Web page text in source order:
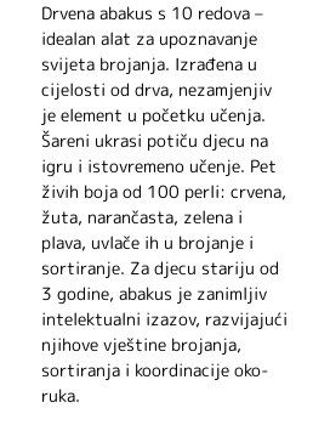
Drvena abakus s 10 redova –
idealan alat za upoznavanje
svijeta brojanja. Izrađena u
cijelosti od drva, nezamjenjiv
je element u početku učenja.
Šareni ukrasi potiču djecu na
igru ​​i istovremeno učenje. Pet
živih boja od 100 perli: crvena,
žuta, narančasta, zelena i
plava, uvlače ih u brojanje i
sortiranje. Za djecu stariju od
3 godine, abakus je zanimljiv
intelektualni izazov, razvijajući
njihove vještine brojanja,
sortiranja i koordinacije oko-
ruka.